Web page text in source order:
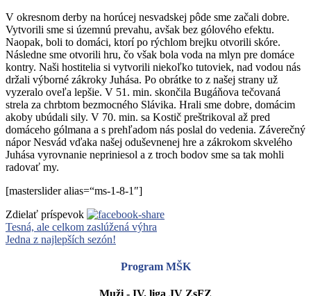
V okresnom derby na horúcej nesvadskej pôde sme začali dobre.
Vytvorili sme si územnú prevahu, avšak bez gólového efektu.
Naopak, boli to domáci, ktorí po rýchlom brejku otvorili skóre.
Následne sme otvorili hru, čo však bola voda na mlyn pre domáce
kontry. Naši hostitelia si vytvorili niekoľko tutoviek, nad vodou nás
držali výborné zákroky Juhása. Po obrátke to z našej strany už
vyzeralo oveľa lepšie. V 51. min. skončila Bugáňova tečovaná
strela za chrbtom bezmocného Slávika. Hrali sme dobre, domácim
akoby ubúdali sily. V 70. min. sa Kostič preštrikoval až pred
domáceho gólmana a s prehľadom nás poslal do vedenia. Záverečný
nápor Nesvád vďaka našej oduševnenej hre a zákrokom skvelého
Juhása vyrovnanie nepriniesol a z troch bodov sme sa tak mohli
radovať my.
[masterslider alias=“ms-1-8-1″]
Zdielať príspevok
Tesná, ale celkom zaslúžená výhra
Jedna z najlepších sezón!
Program MŠK